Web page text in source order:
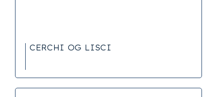
CERCHI OG LISCI